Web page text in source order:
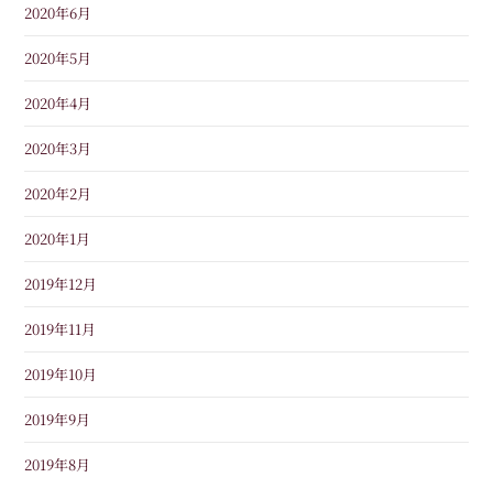
2020年6月
2020年5月
2020年4月
2020年3月
2020年2月
2020年1月
2019年12月
2019年11月
2019年10月
2019年9月
2019年8月